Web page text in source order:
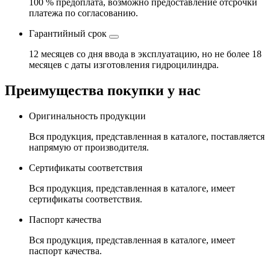
100 % предоплата, возможно предоставление отсрочки
платежа по согласованию.
Гарантийный срок
12 месяцев со дня ввода в эксплуатацию, но не более 18
месяцев с даты изготовления гидроцилиндра.
Преимущества покупки у нас
Оригинальность продукции
Вся продукция, представленная в каталоге, поставляется
напрямую от производителя.
Сертификаты соответствия
Вся продукция, представленная в каталоге, имеет
сертификаты соответствия.
Паспорт качества
Вся продукция, представленная в каталоге, имеет
паспорт качества.